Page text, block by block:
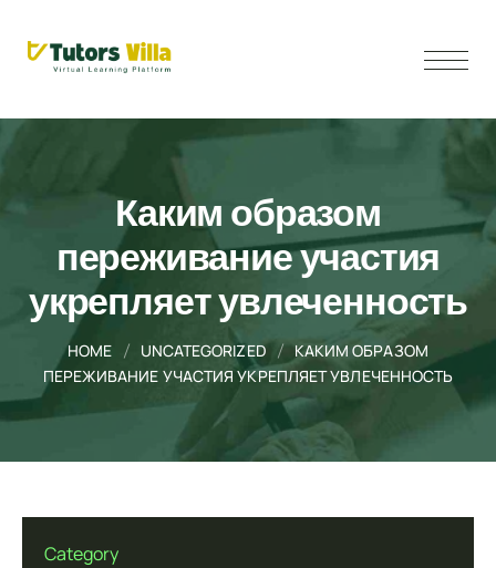
Каким образом
переживание участия
укрепляет увлеченность
HOME UNCATEGORIZED
КАКИМ ОБРАЗОМ
ПЕРЕЖИВАНИЕ УЧАСТИЯ УКРЕПЛЯЕТ УВЛЕЧЕННОСТЬ
Category